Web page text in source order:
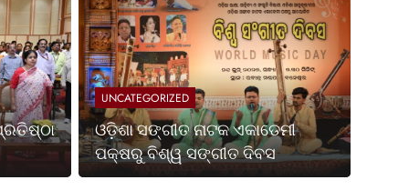
ପ୍ରତିଷ୍ଠା
ହେଉଛି ଭାରତର ସର୍ବଶ୍ରେଷ୍ଠ ଶକ୍ତି ଏବଂ ସ୍ଥିରତା ଓ
UNCATEGORIZED
ଓଡ଼ିଶା ସଙ୍ଗୀତ ନାଟକ ଏକାଡେମୀ
ପକ୍ଷରୁ ବିଶ୍ୱ ସଙ୍ଗୀତ ଦିବସ